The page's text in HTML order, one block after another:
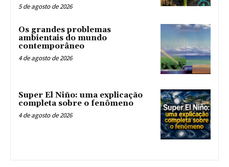
5 de agosto de 2026
Os grandes problemas
ambientais do mundo
contemporâneo
4 de agosto de 2026
Super El Niño: uma explicação
completa sobre o fenômeno
4 de agosto de 2026